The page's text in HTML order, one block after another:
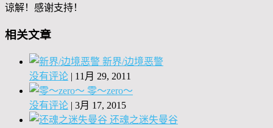
谅解！感谢支持！
相关文章
新界/边境恶警
没有评论 | 11月 29, 2011
零～zero～
没有评论 | 3月 17, 2015
还魂之迷失曼谷